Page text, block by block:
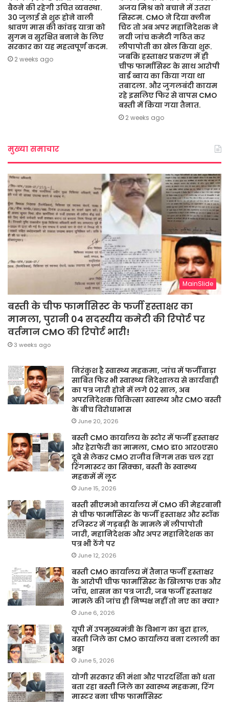
बैठने की रहेगी उचित व्यवस्था.
30 जुलाई से शुरू होने वाली
श्रावण मास की कांवड़ यात्रा को
सुगम व सुरक्षित बनाने के लिए
सरकार का यह महत्वपूर्ण कदम.
2 weeks ago
अजय मिश्र को बचाने में उतरा
सिस्टम. CMO ने दिया क्लीन
चिट तो अब अपर महानिदेशक ने
नयी जांच कमेटी गठित कर
लीपापोती का खेल किया शुरू.
जबकि हस्ताक्षर प्रकरण में ही
चीफ फार्मासिस्ट के साथ आरोपी
वार्ड ब्वाय का किया गया था
तबादला. और जुगलबंदी कायम
रहे इसलिए फिर से वापस CMO
बस्ती में किया गया तैनात.
2 weeks ago
मुख्या समाचार
MainSlide
बस्ती के चीफ फार्मासिस्ट के फर्जी हस्ताक्षर का
मामला, पुरानी 04 सदस्यीय कमेटी की रिपोर्ट पर
वर्तमान CMO की रिपोर्ट भारी!
3 weeks ago
निरंकुश है स्वास्थ्य महकमा, जांच में फर्जीवाड़ा
साबित फिर भी स्वास्थ्य निदेशालय से कार्यवाही
का पत्र जारी होने में लगे 02 साल, अब
अपरनिदेशक चिकित्सा स्वास्थ्य और CMO बस्ती
के बीच विरोधाभास
June 20, 2026
बस्ती CMO कार्यालय के स्टोर में फर्जी हस्ताक्षर
और हेराफेरी का मामला, CMO डा० आर०एस०
दूबे से लेकर CMO राजीव निगम तक चल रहा
रिंगमास्टर का सिक्का, बस्ती के स्वास्थ्य
महकमें में लूट
June 15, 2026
बस्ती सीएमओ कार्यालय में CMO की मेहरबानी
से चीफ फार्मासिस्ट के फर्जी हस्ताक्षर और स्टॉक
रजिस्टर में गड़बड़ी के मामले में लीपापोती
जारी, महानिदेशक और अपर महानिदेशक का
पत्र भी ठेंगे पर
June 12, 2026
बस्ती CMO कार्यालय में तैनात फर्जी हस्ताक्षर
के आरोपी चीफ फार्मासिस्ट के खिलाफ एक और
जाँच, शासन का पत्र जारी, जब फर्जी हस्ताक्षर
मामले की जांच ही निष्पक्ष नहीं तो नए का क्या?
June 6, 2026
यूपी में उपमुख्यमंत्री के विभाग का बुरा हाल,
बस्ती जिले का CMO कार्यालय बना दलाली का
अड्डा
June 5, 2026
योगी सरकार की मंशा और पारदर्शिता को धता
बता रहा बस्ती जिले का स्वास्थ्य महकमा, रिंग
मास्टर बना चीफ फार्मासिस्ट